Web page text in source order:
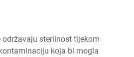
sterilnost tijekom
koja bi mogla